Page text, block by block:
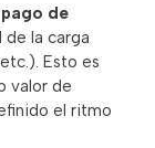
de
la carga
Esto es
valor de
el ritmo